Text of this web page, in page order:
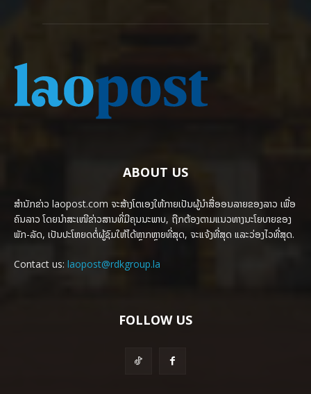
ABOUT US
ສຳນັກຂ່າວ laopost.com ຈະສ້າງໂຕເອງໃຫ້ກາຍເປັນຜູ້ນຳສື່ອອນລາຍຂອງລາວ ເພື່ອ
ຄົນລາວ ໂດຍນຳສະເໜີຂ່າວສານທີ່ມີຄຸນນະພາບ, ຖືກຕ້ອງຕາມແນວທາງນະໂຍບາຍຂອງ
ພັກ-ລັດ, ເປັນປະໂຫຍດຕໍ່ຜູ້ຊົມໃຫ້ໄດ້ຫຼາກຫຼາຍທີ່ສຸດ, ຈະແຈ້ງທີ່ສຸດ ແລະວ່ອງໄວທີ່ສຸດ.
Contact us: laopost@rdkgroup.la
FOLLOW US